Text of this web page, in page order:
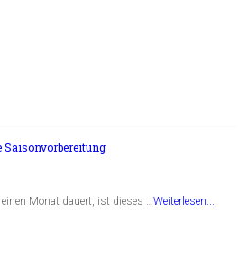
Saisonvorbereitung
Monat dauert, ist dieses …Weiterlesen...